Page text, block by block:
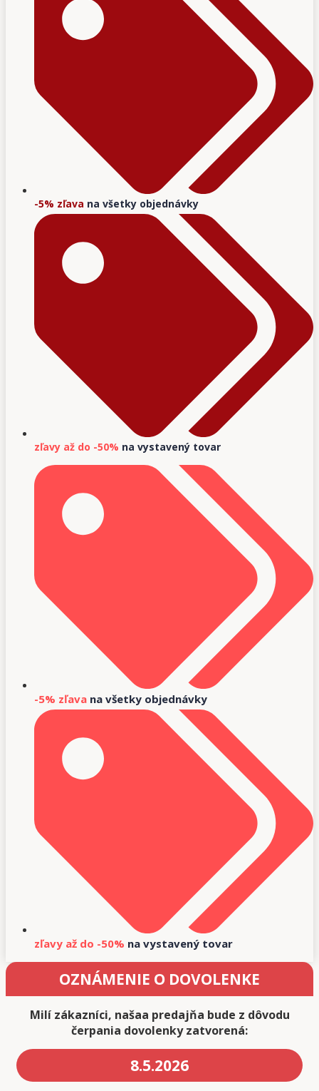
-5% zľava na všetky objednávky
zľavy až do -50% na vystavený tovar
-5% zľava na všetky objednávky
zľavy až do -50% na vystavený tovar
OZNÁMENIE O DOVOLENKE
Milí zákazníci, našaa predajňa bude z dôvodu
čerpania dovolenky zatvorená:
8.5.2026